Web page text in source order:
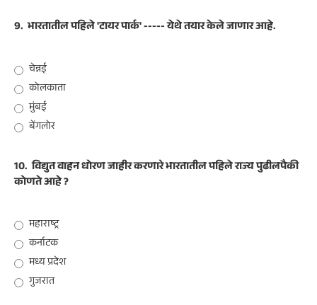
9. भारतातील पहिले 'टायर पार्क' ----- येथे तयार केले जाणार आहे.
चेन्नई
कोलकाता
मुंबई
बेंगलोर
10. विद्युत वाहन धोरण जाहीर करणारे भारतातील पहिले राज्य पुढीलपैकी
कोणते आहे ?
महाराष्ट्र
कर्नाटक
मध्य प्रदेश
गुजरात